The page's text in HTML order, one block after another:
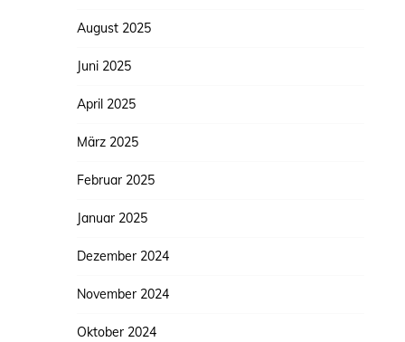
August 2025
Juni 2025
April 2025
März 2025
Februar 2025
Januar 2025
Dezember 2024
November 2024
Oktober 2024